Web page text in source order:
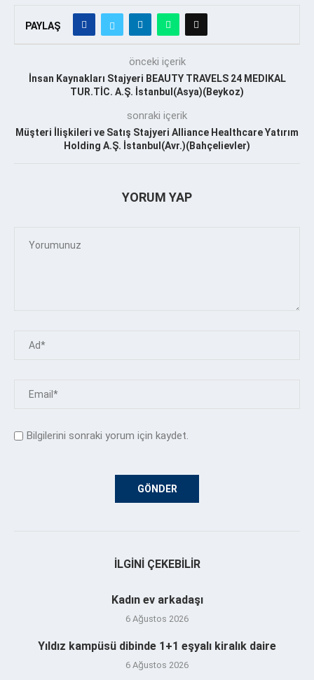
PAYLAŞ
önceki içerik
İnsan Kaynakları Stajyeri BEAUTY TRAVELS 24 MEDIKAL
TUR.TİC. A.Ş. İstanbul(Asya)(Beykoz)
sonraki içerik
Müşteri İlişkileri ve Satış Stajyeri Alliance Healthcare Yatırım
Holding A.Ş. İstanbul(Avr.)(Bahçelievler)
YORUM YAP
Bilgilerini sonraki yorum için kaydet.
İLGINI ÇEKEBILIR
Kadın ev arkadaşı
6 Ağustos 2026
Yıldız kampüsü dibinde 1+1 eşyalı kiralık daire
6 Ağustos 2026